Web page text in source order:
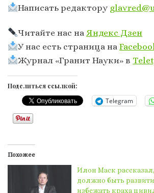
Написать редактору
Читайте нас наЯндекс Дзен
У нас есть страница на
Журнал «Гранит Науки» в
Поделиться ссылкой:
Telegram
Похожее
Илон Маск
должно быть
избежать краха